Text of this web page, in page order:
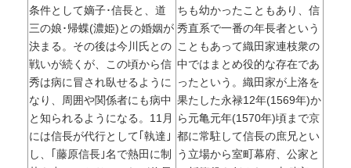
条件として嫡子･信長と、道
三の娘･帰蝶(濃姫)との婚姻が
決まる。その後は今川氏との
戦いが続くが、この頃から信
秀は病に冒され臥せるように
なり、周囲や関係者にも病中
と知られるようになる。11月
には信長が代行として｢執達｣
し、｢藤原信長｣名で熱田に制
ちも幼かったこともあり、信
秀直系で一番の年長者という
こともあって織田家連枝衆の
中ではまとめ役的な存在であ
ったという。織田家が上洛を
果たした永禄12年(1569年)か
ら元亀元年(1570年)頃まで京
都に常駐して信長の庶兄とい
う立場から室町幕府、公家と